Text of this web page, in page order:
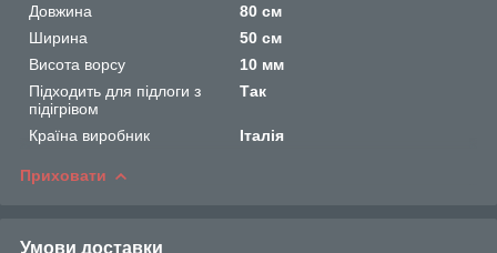
Довжина
80 см
Ширина
50 см
Висота ворсу
10 мм
Підходить для підлоги з
підігрівом
Так
Країна виробник Італія
Приховати
Умови доставки